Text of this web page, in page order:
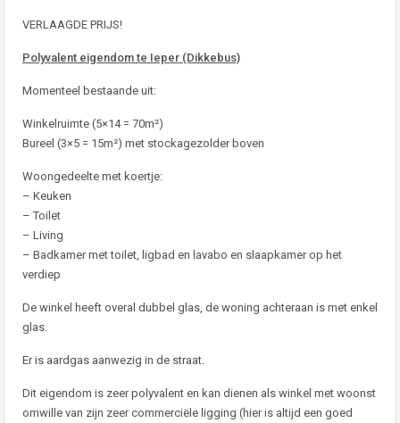
VERLAAGDE PRIJS!
Polyvalent eigendom te Ieper (Dikkebus)
Momenteel bestaande uit:
Winkelruimte (5×14 = 70m²)
Bureel (3×5 = 15m²) met stockagezolder boven
Woongedeelte met koertje:
– Keuken
– Toilet
– Living
– Badkamer met toilet, ligbad en lavabo en slaapkamer op het
verdiep
De winkel heeft overal dubbel glas, de woning achteraan is met enkel
glas.
Er is aardgas aanwezig in de straat.
Dit eigendom is zeer polyvalent en kan dienen als winkel met woonst
omwille van zijn zeer commerciële ligging (hier is altijd een goed